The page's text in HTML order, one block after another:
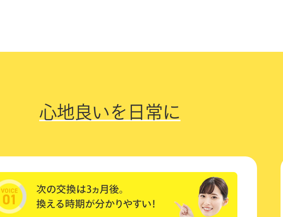
心地良いを日常に